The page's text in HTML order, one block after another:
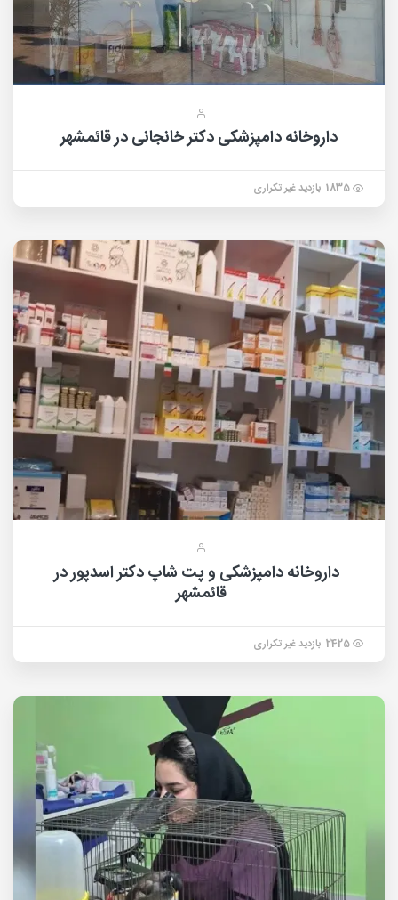
داروخانه دامپزشکی دکتر خانجانی در قائمشهر
1835 بازدید غیر تکراری
داروخانه دامپزشکی و پت شاپ دکتر اسدپور در
قائمشهر
2425 بازدید غیر تکراری